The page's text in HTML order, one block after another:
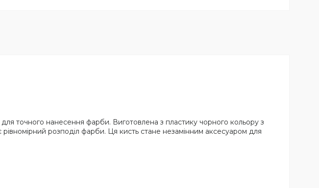
точного нанесення фарби. Виготовлена з пластику чорного кольору з
розподіл фарби. Ця кисть стане незамінним аксесуаром для